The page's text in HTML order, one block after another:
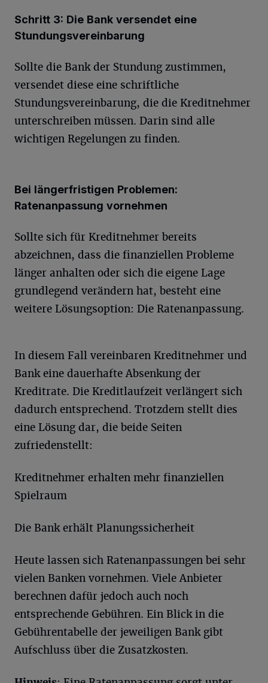
Schritt 3: Die Bank versendet eine
Stundungsvereinbarung
Sollte die Bank der Stundung zustimmen,
versendet diese eine schriftliche
Stundungsvereinbarung, die die Kreditnehmer
unterschreiben müssen. Darin sind alle
wichtigen Regelungen zu finden.
Bei längerfristigen Problemen:
Ratenanpassung vornehmen
Sollte sich für Kreditnehmer bereits
abzeichnen, dass die finanziellen Probleme
länger anhalten oder sich die eigene Lage
grundlegend verändern hat, besteht eine
weitere Lösungsoption: Die Ratenanpassung.
In diesem Fall vereinbaren Kreditnehmer und
Bank eine dauerhafte Absenkung der
Kreditrate. Die Kreditlaufzeit verlängert sich
dadurch entsprechend. Trotzdem stellt dies
eine Lösung dar, die beide Seiten
zufriedenstellt:
Kreditnehmer erhalten mehr finanziellen
Spielraum
Die Bank erhält Planungssicherheit
Heute lassen sich Ratenanpassungen bei sehr
vielen Banken vornehmen. Viele Anbieter
berechnen dafür jedoch auch noch
entsprechende Gebühren. Ein Blick in die
Gebührentabelle der jeweiligen Bank gibt
Aufschluss über die Zusatzkosten.